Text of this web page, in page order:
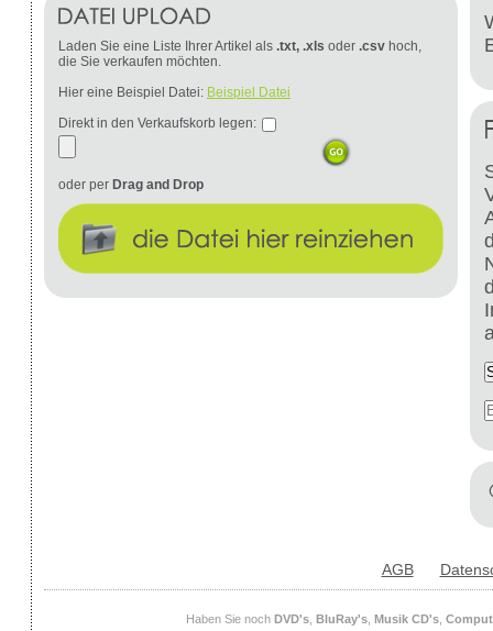
Laden Sie eine Liste Ihrer Artikel als .txt, .xls oder .csv hoch,
die Sie verkaufen möchten.
Hier eine Beispiel Datei: Beispiel Datei
Direkt in den Verkaufskorb legen:
oder per Drag and Drop
AGB
Haben Sie noch DVD's, BluRay's, Musik CD's,